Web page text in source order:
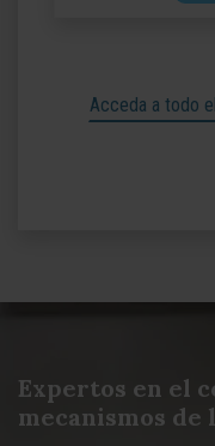
Acceda a todo
Expertos en el
mecanismos de